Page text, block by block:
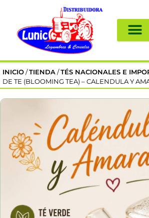
INICIO /TIENDA /TÉS NACIONALES E
DE TE (BLOOMING TEA) – CALENDULA Y